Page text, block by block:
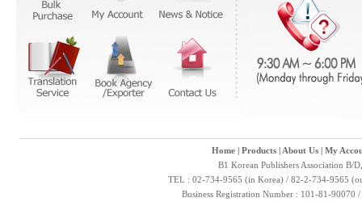
Home| Products| About Us| My
B1 Korean Publishers Association B/
TEL : 02-734-9565 (in Korea) / 82-2-734-9565
Business Registration Number : 101-81-